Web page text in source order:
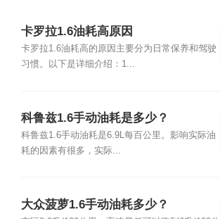
卡罗拉1.6油耗高原因
卡罗拉1.6油耗高的原因主要分为日常保养和驾驶
习惯。以下是详细介绍：1...
科鲁兹1.6手动油耗是多少？
科鲁兹1.6手动油耗是6.9L每百公里。影响实际油
耗的因素有很多，实际...
大众菠萝1.6手动油耗多少？